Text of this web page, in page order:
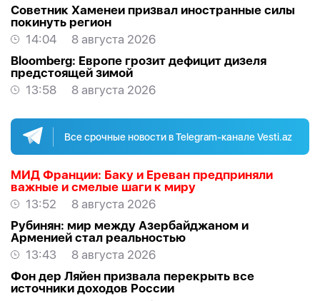
Советник Хаменеи призвал иностранные силы
покинуть регион
14:04
8 августа 2026
Bloomberg: Европе грозит дефицит дизеля
предстоящей зимой
13:58
8 августа 2026
Все срочные новости в Telegram-канале Vesti.az
МИД Франции: Баку и Ереван предприняли
важные и смелые шаги к миру
13:52
8 августа 2026
Рубинян: мир между Азербайджаном и
Арменией стал реальностью
13:43
8 августа 2026
Фон дер Ляйен призвала перекрыть все
источники доходов России